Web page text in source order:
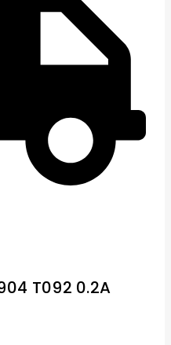
T092 0.2A